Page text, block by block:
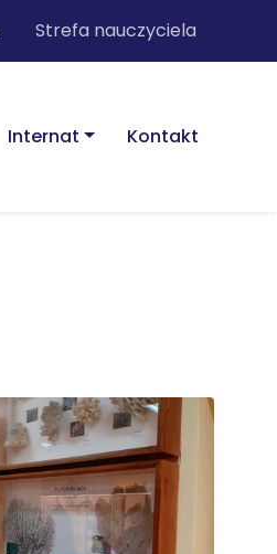
Strefa nauczyciela
Internat Kontakt